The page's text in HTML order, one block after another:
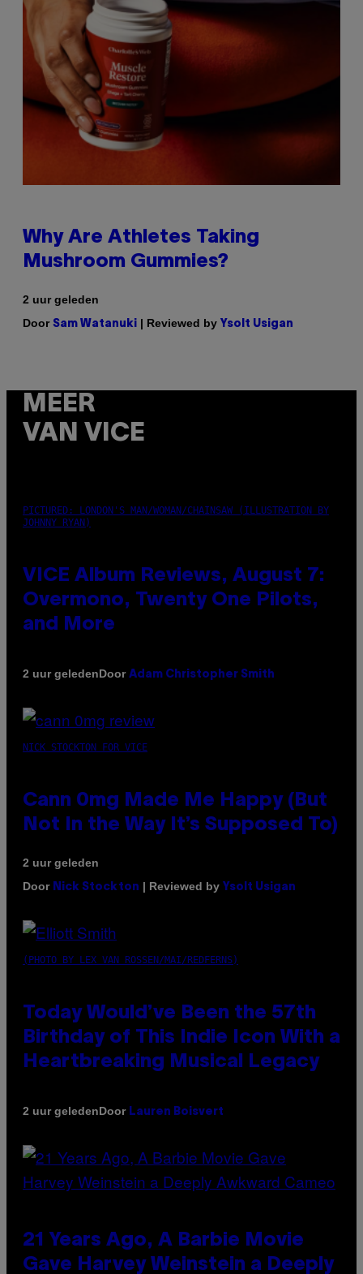
Why Are Athletes Taking
Mushroom Gummies?
2 uur geleden
Door Sam Watanuki | Reviewed by Ysolt Usigan
MEER
VAN VICE
PICTURED: LONDON'S MAN/WOMAN/CHAINSAW (ILLUSTRATION BY
JOHNNY RYAN)
VICE Album Reviews, August 7:
Overmono, Twenty One Pilots,
and More
2 uur geledenDoor Adam Christopher Smith
NICK STOCKTON FOR VICE
Cann 0mg Made Me Happy (But
Not In the Way It’s Supposed To)
2 uur geleden
Door Nick Stockton | Reviewed by Ysolt Usigan
(PHOTO BY LEX VAN ROSSEN/MAI/REDFERNS)
Today Would’ve Been the 57th
Birthday of This Indie Icon With a
Heartbreaking Musical Legacy
2 uur geledenDoor Lauren Boisvert
21 Years Ago, A Barbie Movie
Gave Harvey Weinstein a Deeply